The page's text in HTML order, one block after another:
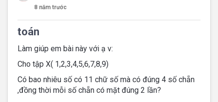
8 năm trước
toán
Làm giúp em bài này với ạ v:
Cho tập X( 1,2,3,4,5,6,7,8,9)
Có bao nhiêu số có 11 chữ số mà có đúng 4 số chẵn
,đồng thời mỗi số chẵn có mặt đúng 2 lần?